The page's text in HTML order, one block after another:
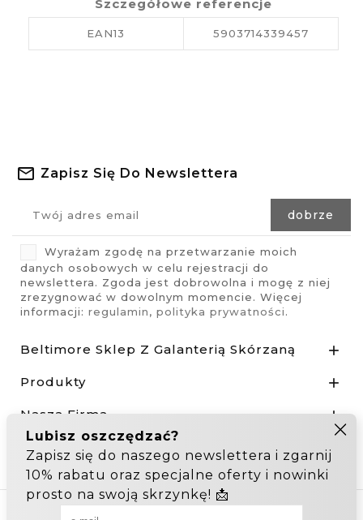
Szczegółowe referencje
EAN13 5903714339457
Zapisz Się Do Newslettera
Wyrażam zgodę na przetwarzanie moich
danych osobowych w celu rejestracji do
newslettera. Zgoda jest dobrowolna i mogę z niej
zrezygnować w dowolnym momencie. Więcej
informacji: regulamin, polityka prywatności.
Beltimore Sklep Z Galanterią Skórzaną 
Produkty 
Nasza Firma 
Odstąp od umowy tutaj
Zakupy hurtowe: